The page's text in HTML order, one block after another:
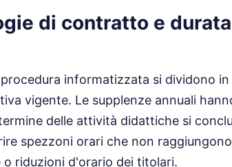
di contratto e
informatizzata si dividono
vigente. Le supplenze annuali
delle attività didattiche si
spezzoni orari che non
riduzioni d'orario dei titolari.